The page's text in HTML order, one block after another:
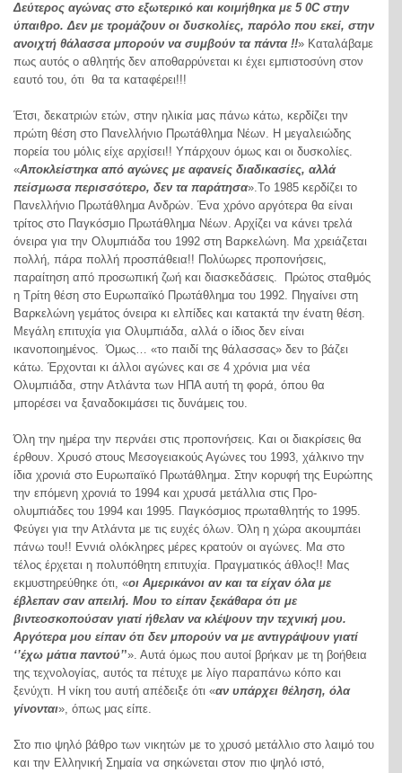
Δεύτερος αγώνας στο εξωτερικό και κοιμήθηκα με 5 0Cστην
ύπαιθρο. Δεν με τρομάζουν οι δυσκολίες, παρόλο που εκεί, στην
ανοιχτή θάλασσα μπορούν να συμβούν τα πάντα !!» Καταλάβαμε
πως αυτός ο αθλητής δεν αποθαρρύνεται κι έχει εμπιστοσύνη στον
εαυτό του, ότι θα τα καταφέρει!!!
Έτσι, δεκατριών ετών, στην ηλικία μας πάνω κάτω, κερδίζει την
πρώτη θέση στο Πανελλήνιο Πρωτάθλημα Νέων. Η μεγαλειώδης
πορεία του μόλις είχε αρχίσει!! Υπάρχουν όμως και οι δυσκολίες.
«Αποκλείστηκα από αγώνες με αφανείς διαδικασίες, αλλά
πείσμωσα περισσότερο, δεν τα παράτησα».Το 1985 κερδίζει το
Πανελλήνιο Πρωτάθλημα Ανδρών. Ένα χρόνο αργότερα θα είναι
τρίτος στο Παγκόσμιο Πρωτάθλημα Νέων. Αρχίζει να κάνει τρελά
όνειρα για την Ολυμπιάδα του 1992 στη Βαρκελώνη. Μα χρειάζεται
πολλή, πάρα πολλή προσπάθεια!! Πολύωρες προπονήσεις,
παραίτηση από προσωπική ζωή και διασκεδάσεις. Πρώτος σταθμός
η Τρίτη θέση στο Ευρωπαϊκό Πρωτάθλημα του 1992. Πηγαίνει στη
Βαρκελώνη γεμάτος όνειρα κι ελπίδες και κατακτά την ένατη θέση.
Μεγάλη επιτυχία για Ολυμπιάδα, αλλά ο ίδιος δεν είναι
ικανοποιημένος. Όμως… «το παιδί της θάλασσας» δεν το βάζει
κάτω. Έρχονται κι άλλοι αγώνες και σε 4 χρόνια μια νέα
Ολυμπιάδα, στην Ατλάντα των ΗΠΑ αυτή τη φορά, όπου θα
μπορέσει να ξαναδοκιμάσει τις δυνάμεις του.
Όλη την ημέρα την περνάει στις προπονήσεις. Και οι διακρίσεις θα
έρθουν. Χρυσό στους Μεσογειακούς Αγώνες του 1993, χάλκινο την
ίδια χρονιά στο Ευρωπαϊκό Πρωτάθλημα. Στην κορυφή της Ευρώπης
την επόμενη χρονιά το 1994 και χρυσά μετάλλια στις Προ-
ολυμπιάδες του 1994 και 1995. Παγκόσμιος πρωταθλητής το 1995.
Φεύγει για την Ατλάντα με τις ευχές όλων. Όλη η χώρα ακουμπάει
πάνω του!! Εννιά ολόκληρες μέρες κρατούν οι αγώνες. Μα στο
τέλος έρχεται η πολυπόθητη επιτυχία. Πραγματικός άθλος!! Μας
εκμυστηρεύθηκε ότι, «οι Αμερικάνοι αν και τα είχαν όλα με
έβλεπαν σαν απειλή. Μου το είπαν ξεκάθαρα ότι με
βιντεοσκοπούσαν γιατί ήθελαν να κλέψουν την τεχνική μου.
Αργότερα μου είπαν ότι δεν μπορούν να με αντιγράψουν γιατί
‘’έχω μάτια παντού’’». Αυτά όμως που αυτοί βρήκαν με τη βοήθεια
της τεχνολογίας, αυτός τα πέτυχε με λίγο παραπάνω κόπο και
ξενύχτι. Η νίκη του αυτή απέδειξε ότι «αν υπάρχει θέληση, όλα
γίνονται», όπως μας είπε.
Στο πιο ψηλό βάθρο των νικητών με το χρυσό μετάλλιο στο λαιμό του
και την Ελληνική Σημαία να σηκώνεται στον πιο ψηλό ιστό,